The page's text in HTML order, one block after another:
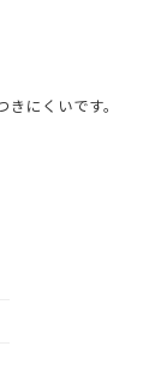
にくいです。